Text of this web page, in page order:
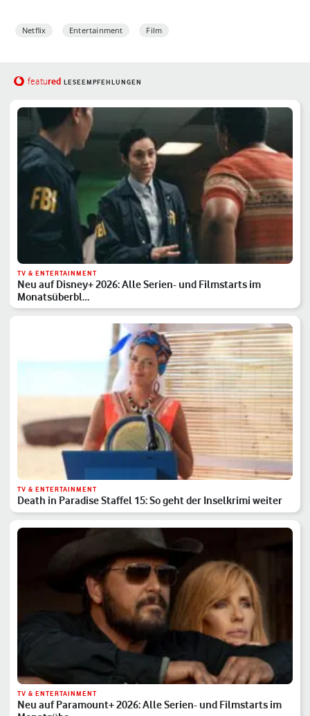
Netflix Entertainment Film
featured LESEEMPFEHLUNGEN
TV & ENTERTAINMENT
Neu auf Disney+ 2026: Alle Serien- und Filmstarts im
Monatsüberbl…
TV & ENTERTAINMENT
Death in Paradise Staffel 15: So geht der Inselkrimi weiter
TV & ENTERTAINMENT
Neu auf Paramount+ 2026: Alle Serien- und Filmstarts im